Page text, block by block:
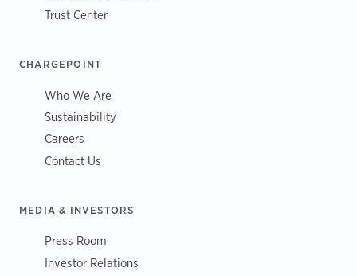
Trust Center
CHARGEPOINT
Who We Are
Sustainability
Careers
Contact Us
MEDIA & INVESTORS
Press Room
Investor Relations